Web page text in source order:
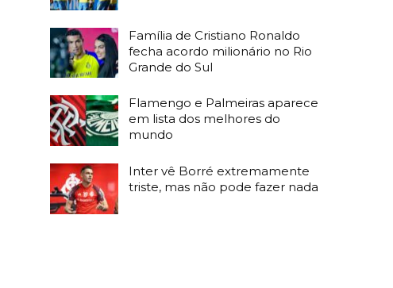
Família de Cristiano Ronaldo
fecha acordo milionário no Rio
Grande do Sul
Flamengo e Palmeiras aparece
em lista dos melhores do
mundo
Inter vê Borré extremamente
triste, mas não pode fazer nada